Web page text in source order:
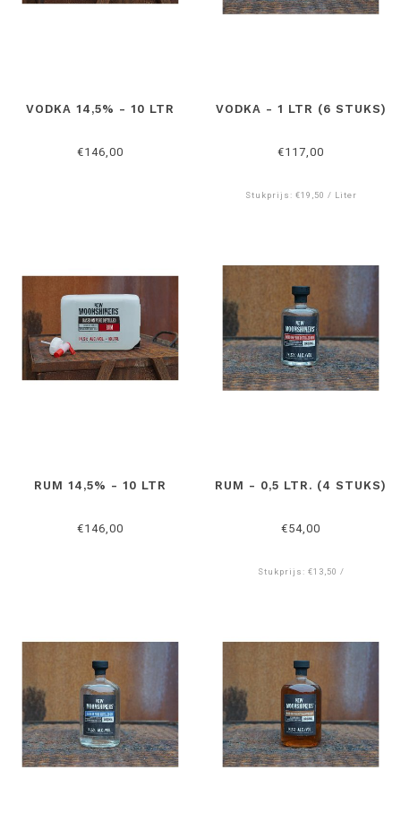
VODKA 14,5% - 10 LTR
€146,00
VODKA - 1 LTR (6 STUKS)
€117,00
Stukprijs: €19,50 / Liter
RUM 14,5% - 10 LTR
€146,00
RUM - 0,5 LTR. (4 STUKS)
€54,00
Stukprijs: €13,50 /